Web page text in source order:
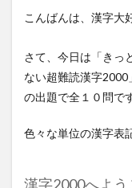
こんばんは、漢字大
さて、今日は「きっ
ない超難読漢字
の出題で全１０問で
色々な単位の漢字表
漢字2000へよう